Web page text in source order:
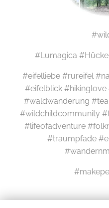
#Lumagica
#eifelliebe #rureifel
#eifelblick
#waldwanderung
#wildchildcommunity
#lifeofadventure
#traumpfade